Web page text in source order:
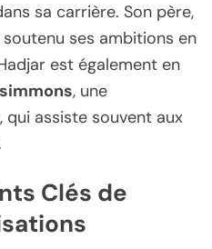
sa carrière. Son père,
ses ambitions en
est également en
, une
qui assiste souvent aux
Clés de